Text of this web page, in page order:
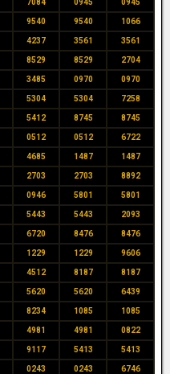
7084 0945 0945
9540 9540 1066
4237 3561 3561
8529 8529 2704
3485 0970 0970
5304 5304 7258
5412 8745 8745
0512 0512 6722
4685 1487 1487
2703 2703 8892
0946 5801 5801
5443 5443 2093
6720 8476 8476
1229 1229 9606
4512 8187 8187
5620 5620 6439
8234 1085 1085
4981 4981 0822
9117 5413 5413
0243 0243 6746